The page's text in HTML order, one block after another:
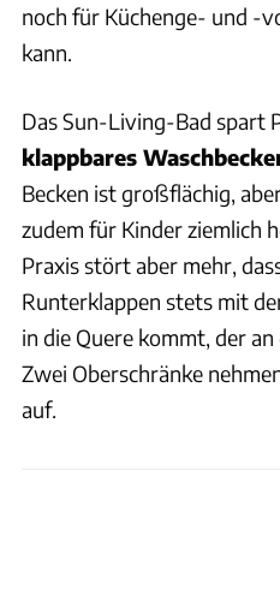
noch für Küchenge- und -
kann.
Das Sun-Living-Bad spart
klappbares
Becken ist großflächig,
zudem für Kinder ziemlich
Praxis stört aber mehr,
Runterklappen stets mit
in die Quere kommt, der
Zwei Oberschränke
auf.